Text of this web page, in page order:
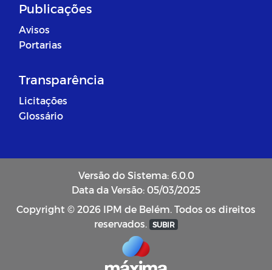
Publicações
Avisos
Portarias
Transparência
Licitações
Glossário
Versão do Sistema: 6.0.0
Data da Versão: 05/03/2025
Copyright © 2026 IPM de Belém. Todos os direitos
reservados. SUBIR